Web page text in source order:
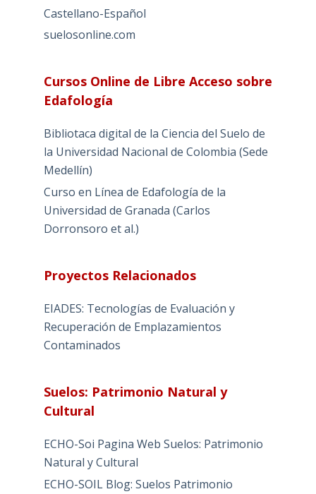
Castellano-Español
suelosonline.com
Cursos Online de Libre Acceso sobre
Edafología
Bibliotaca digital de la Ciencia del Suelo de
la Universidad Nacional de Colombia (Sede
Medellín)
Curso en Línea de Edafología de la
Universidad de Granada (Carlos
Dorronsoro et al.)
Proyectos Relacionados
EIADES: Tecnologías de Evaluación y
Recuperación de Emplazamientos
Contaminados
Suelos: Patrimonio Natural y
Cultural
ECHO-Soi Pagina Web Suelos: Patrimonio
Natural y Cultural
ECHO-SOIL Blog: Suelos Patrimonio